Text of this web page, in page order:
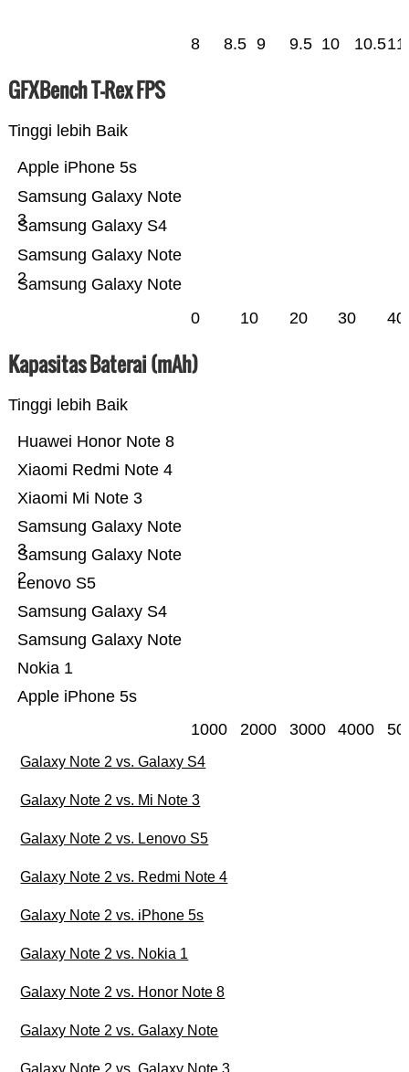
8 8.5 9 9.5 10 10.511
GFXBench T-Rex FPS
Tinggi lebih Baik
Samsung Galaxy Note
Samsung Galaxy Note
2
Samsung Galaxy S4
Samsung Galaxy Note
3
Apple iPhone 5s
0 10 20 30 40
Kapasitas Baterai (mAh)
Tinggi lebih Baik
Apple iPhone 5s
Nokia 1
Samsung Galaxy Note
Samsung Galaxy S4
Lenovo S5
Samsung Galaxy Note
2
Samsung Galaxy Note
3
Xiaomi Mi Note 3
Xiaomi Redmi Note 4
Huawei Honor Note 8
1000 2000 3000 4000
Galaxy Note 2 vs. Galaxy S4
Galaxy Note 2 vs. Mi Note 3
Galaxy Note 2 vs. Lenovo S5
Galaxy Note 2 vs. Redmi Note 4
Galaxy Note 2 vs. iPhone 5s
Galaxy Note 2 vs. Nokia 1
Galaxy Note 2 vs. Honor Note 8
Galaxy Note 2 vs. Galaxy Note
Galaxy Note 2 vs. Galaxy Note 3